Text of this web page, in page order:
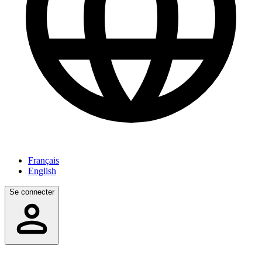
Français
English
Se connecter